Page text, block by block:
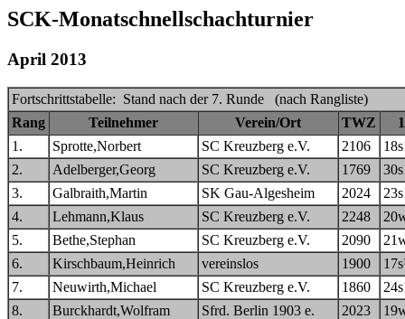
SCK-Monatschnellschachturnier
April 2013
Fortschrittstabelle: Stand nach der 7. Runde (nach Rangliste)
Rang
Teilnehmer Verein/Ort TWZ
1
1.
Sprotte,Norbert SC Kreuzberg e.V. 2106
2.
Adelberger,Georg SC Kreuzberg e.V. 1769
3.
Galbraith,Martin SK Gau-Algesheim 2024
4.
Lehmann,Klaus SC Kreuzberg e.V. 2248
5.
Bethe,Stephan SC Kreuzberg e.V. 2090
6.
Kirschbaum,Heinrich vereinslos 1900
7.
Neuwirth,Michael SC Kreuzberg e.V. 1860
8.
Burckhardt,Wolfram Sfrd. Berlin 1903 e. 2023